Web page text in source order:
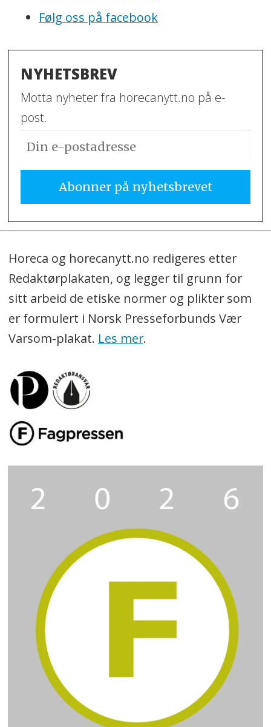
Følg oss på facebook
NYHETSBREV
Motta nyheter fra horecanytt.no på e-
post.
Horeca og horecanytt.no redigeres etter
Redaktørplakaten, og legger til grunn for
sitt arbeid de etiske normer og plikter som
er formulert i Norsk Presseforbunds Vær
Varsom-plakat. Les mer.